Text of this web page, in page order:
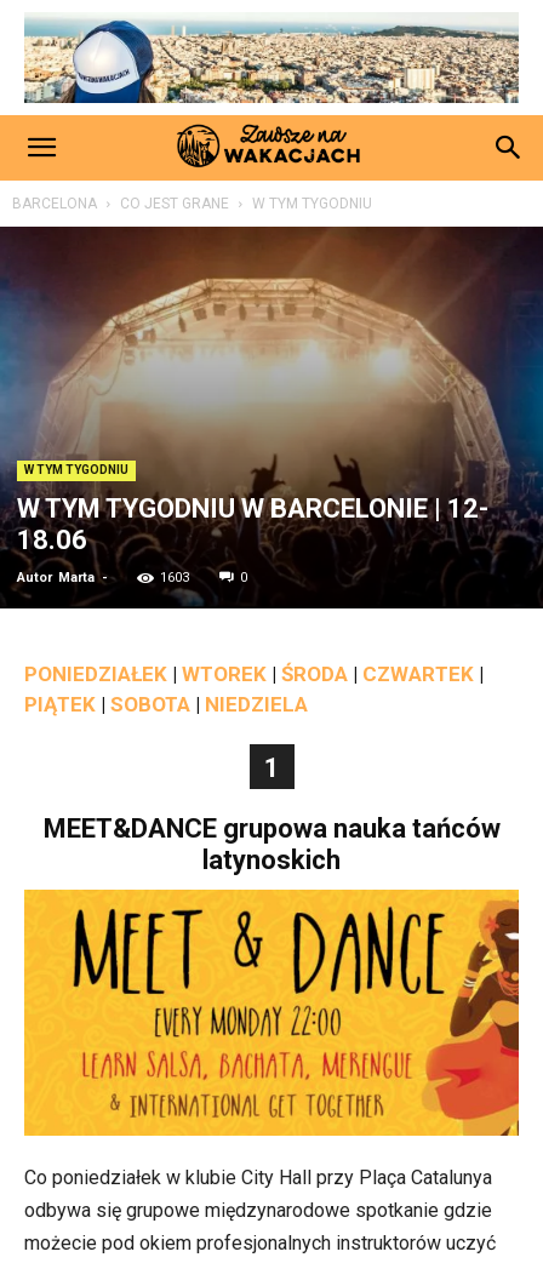
BARCELONA CO JEST GRANE W TYM TYGODNIU
W TYM TYGODNIU
W TYM TYGODNIU W BARCELONIE | 12-
18.06
Autor Marta - 1603 0
PONIEDZIAŁEK | WTOREK | ŚRODA | CZWARTEK |
PIĄTEK | SOBOTA | NIEDZIELA
1
MEET&DANCE grupowa nauka tańców
latynoskich
Co poniedziałek w klubie City Hall przy Plaça Catalunya
odbywa się grupowe międzynarodowe spotkanie gdzie
możecie pod okiem profesjonalnych instruktorów uczyć